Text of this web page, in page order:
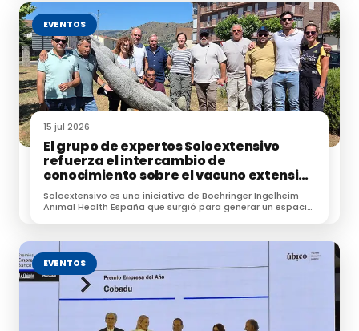
EVENTOS
15 jul 2026
El grupo de expertos Soloextensivo
refuerza el intercambio de
conocimiento sobre el vacuno extensivo
en su encuentro anual
Soloextensivo es una iniciativa de Boehringer Ingelheim
Animal Health España que surgió para generar un espacio
EVENTOS